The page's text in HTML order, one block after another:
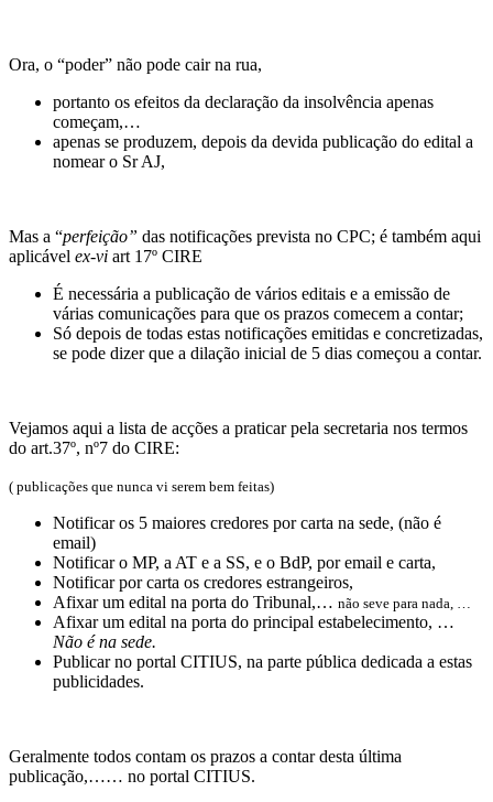
Ora, o “poder” não pode cair na rua,
portanto os efeitos da declaração da insolvência apenas
começam,…
apenas se produzem, depois da devida publicação do edital a
nomear o Sr AJ,
Mas a “perfeição” das notificações prevista no CPC; é também aqui
aplicável ex-vi art 17º CIRE
É necessária a publicação de vários editais e a emissão de
várias comunicações para que os prazos comecem a contar;
Só depois de todas estas notificações emitidas e concretizadas,
se pode dizer que a dilação inicial de 5 dias começou a contar.
Vejamos aqui a lista de acções a praticar pela secretaria nos termos
do art.37º, nº7 do CIRE:
( publicações que nunca vi serem bem feitas)
Notificar os 5 maiores credores por carta na sede, (não é
email)
Notificar o MP, a AT e a SS, e o BdP, por email e carta,
Notificar por carta os credores estrangeiros,
Afixar um edital na porta do Tribunal,… não seve para nada, …
Afixar um edital na porta do principal estabelecimento, …
Não é na sede.
Publicar no portal CITIUS, na parte pública dedicada a estas
publicidades.
Geralmente todos contam os prazos a contar desta última
publicação,…… no portal CITIUS.